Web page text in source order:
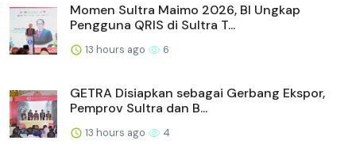
Momen Sultra Maimo 2026, BI Ungkap
Pengguna QRIS di Sultra T...
13 hours ago 6
GETRA Disiapkan sebagai Gerbang Ekspor,
Pemprov Sultra dan B...
13 hours ago 4